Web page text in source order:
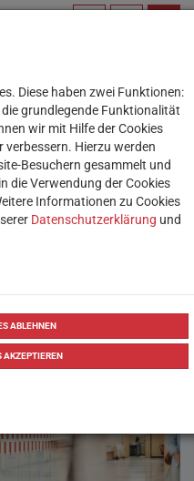
etc.
für Schulen
Diese haben zwei Funktionen:
grundlegende Funktionalität
wir mit Hilfe der Cookies
verbessern. Hierzu werden
Besuchern gesammelt und
die Verwendung der Cookies
Informationen zu Cookies
Datenschutzerklärung und
ABLEHNEN
AKZEPTIEREN